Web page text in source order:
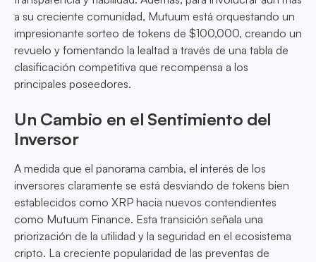
a su creciente comunidad, Mutuum está orquestando un
impresionante sorteo de tokens de $100,000, creando un
revuelo y fomentando la lealtad a través de una tabla de
clasificación competitiva que recompensa a los
principales poseedores.
Un Cambio en el Sentimiento del
Inversor
A medida que el panorama cambia, el interés de los
inversores claramente se está desviando de tokens bien
establecidos como XRP hacia nuevos contendientes
como Mutuum Finance. Esta transición señala una
priorización de la utilidad y la seguridad en el ecosistema
cripto. La creciente popularidad de las preventas de